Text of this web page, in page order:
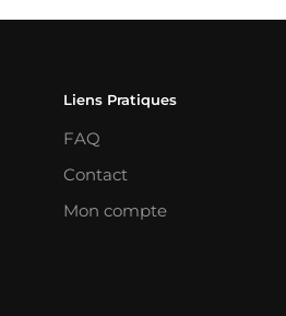
Liens Pratiques
FAQ
Contact
Mon compte